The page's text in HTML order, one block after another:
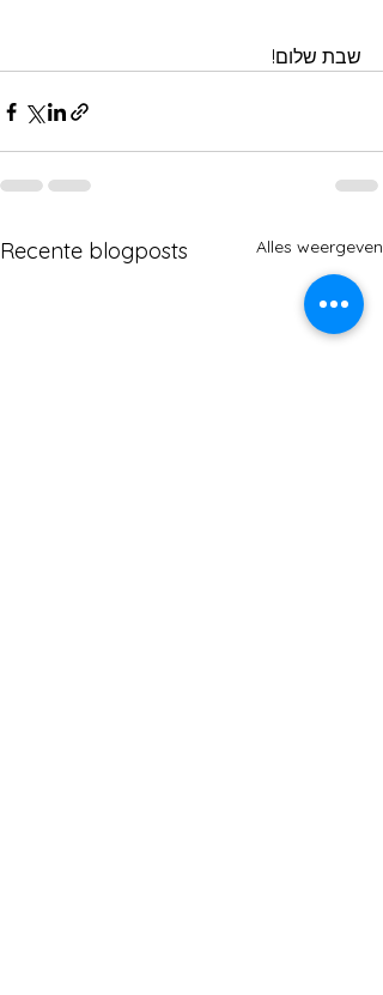
שבת שלום!
Recente blogposts Alles weergeven